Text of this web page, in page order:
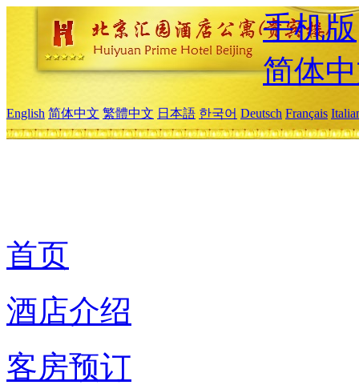
手机版
简体
English 简体中文 繁體中文 日本語 한국어 Deutsch Français
首页
酒店介绍
客房预订